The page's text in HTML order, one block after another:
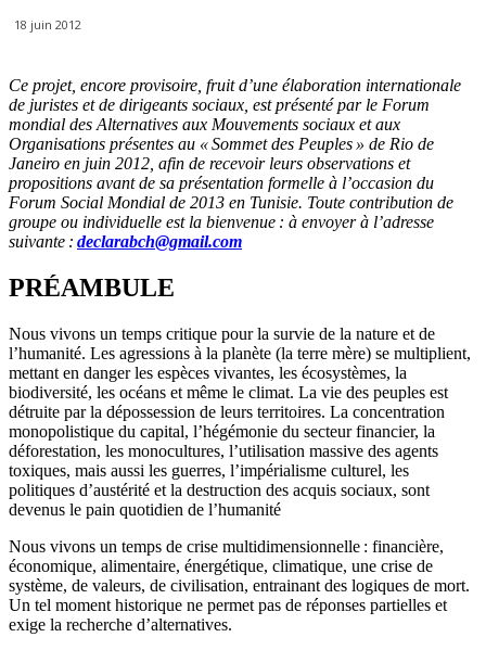
18 juin 2012
Ce projet, encore provisoire, fruit d’une élaboration internationale
de juristes et de dirigeants sociaux, est présenté par le Forum
mondial des Alternatives aux Mouvements sociaux et aux
Organisations présentes au « Sommet des Peuples » de Rio de
Janeiro en juin 2012, afin de recevoir leurs observations et
propositions avant de sa présentation formelle à l’occasion du
Forum Social Mondial de 2013 en Tunisie. Toute contribution de
groupe ou individuelle est la bienvenue : à envoyer à l’adresse
suivante : declarabch@gmail.com
PRÉAMBULE
Nous vivons un temps critique pour la survie de la nature et de
l’humanité. Les agressions à la planète (la terre mère) se multiplient,
mettant en danger les espèces vivantes, les écosystèmes, la
biodiversité, les océans et même le climat. La vie des peuples est
détruite par la dépossession de leurs territoires. La concentration
monopolistique du capital, l’hégémonie du secteur financier, la
déforestation, les monocultures, l’utilisation massive des agents
toxiques, mais aussi les guerres, l’impérialisme culturel, les
politiques d’austérité et la destruction des acquis sociaux, sont
devenus le pain quotidien de l’humanité
Nous vivons un temps de crise multidimensionnelle : financière,
économique, alimentaire, énergétique, climatique, une crise de
système, de valeurs, de civilisation, entrainant des logiques de mort.
Un tel moment historique ne permet pas de réponses partielles et
exige la recherche d’alternatives.